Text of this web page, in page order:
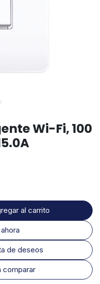
Wi-Fi, 100
al carrito
comparar
de deseos